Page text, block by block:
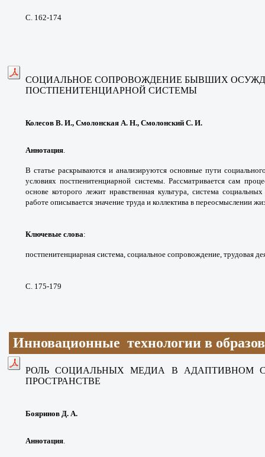
С. 162-174
СОЦИАЛЬНОЕ СОПРОВОЖДЕНИЕ БЫВШИХ
ПОСТПЕНИТЕНЦИАРНОЙ СИСТЕМЫ
Колесов В. И., Смолонская А. Н., Смолонский С. И.
Аннотация.
В статье раскрываются и анализируются основные пути
условияхпостпенитенциарной системы. Рассматриваетсясам
основе которого лежит нравственная культура, система
работе описывается значение труда и коллектива в переосмыслении
Ключевые слова:
постпенитенциарная система, социальное сопровождение, трудовая
С. 175-179
Инновационные технологии в
РОЛЬ СОЦИАЛЬНЫХ МЕДИА В АДАПТИВНОМ
ПРОСТРАНСТВЕ
Бояринов Д. А.
Аннотация.